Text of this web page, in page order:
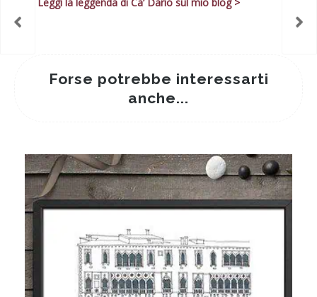
Leggi la leggenda di Ca’ Dario sul mio blog >
Forse potrebbe interessarti
anche...